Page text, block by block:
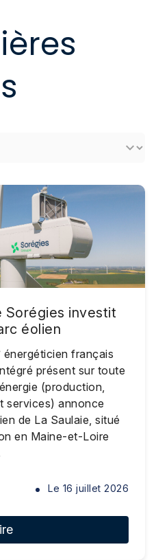
Sorégies investit
éolien
énergéticien français
présent sur toute
(production,
services) annonce
de La Saulaie, situé
en Maine-et-Loire
Le 16 juillet 2026